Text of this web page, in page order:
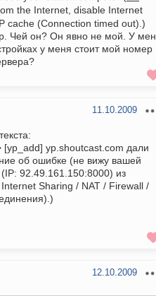
the Internet, disable Internet
cache (Connection timed out).)
Чей он? Он явно не мой. У
у меня стоит мой номер
11.10.2009
[yp_add] yp.shoutcast.com дали
об ошибке (не вижу вашей
92.49.161.150:8000) из
Sharing / NAT / Firewall /
12.10.2009